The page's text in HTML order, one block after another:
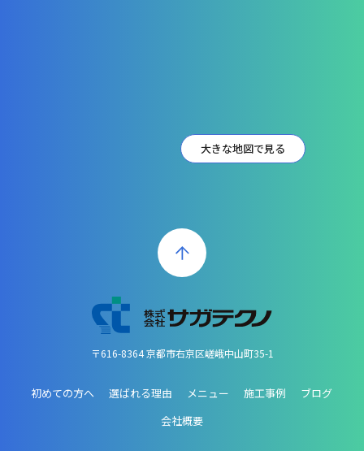
大きな地図で見る
〒616-8364 京都市右京区嵯峨中山町35-1
初めての方へ 選ばれる理由 メニュー 施工事例
ブログ
会社概要